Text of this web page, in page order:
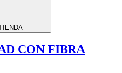
CON FIBRA